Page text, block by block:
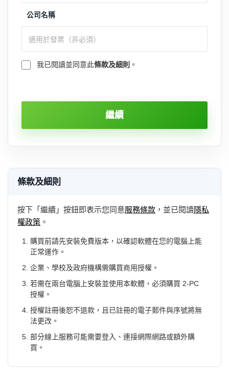
公司名稱
我已閱讀並同意此條款及細則 。
條款及細則
按下「繼續」按鈕即表示您同意服務條款 ，並已閱讀隱私
權政策 。
購買前請先安裝免費版本，以確認軟體在您的電腦上能
正常運作。
企業、學校及政府機構需購買商用授權。
若需在兩台電腦上安裝並使用本軟體，必須購買 2-PC
授權。
授權註冊後恕不退款，且已註冊的電子郵件與序號將無
法更改。
部分線上服務可能需要登入、連接網際網路或額外購
買。